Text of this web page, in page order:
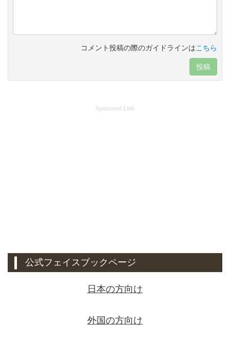
コメント投稿の際のガイドラインはこちら
投稿
Sponsored Link
公式フェイスブックページ
日本の方向け
外国の方向け